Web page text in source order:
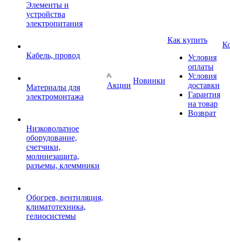
Элементы и
устройства
электропитания
Кабель, провод
Материалы для
электромонтажа
Низковольтное
оборудование,
счетчики,
молниезащита,
разъемы, клеммники
Обогрев, вентиляция,
климатотехника,
гелиосистемы
Акции
Новинки
Как купить
Условия
оплаты
Условия
доставки
Гарантия
на товар
Возврат